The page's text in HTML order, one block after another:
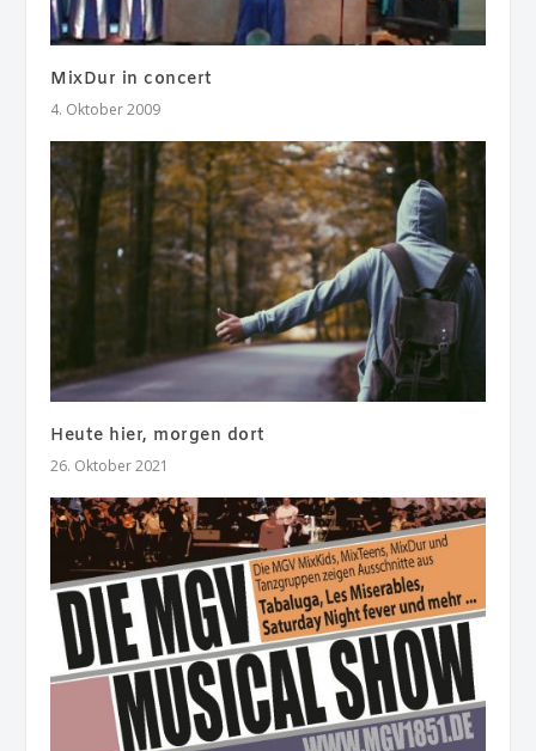
MixDur in concert
4. Oktober 2009
Heute hier, morgen dort
26. Oktober 2021